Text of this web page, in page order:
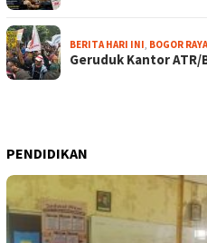
BERITA HARI INI, BOGOR RAYA
Geruduk Kantor
PENDIDIKAN